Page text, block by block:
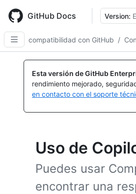
main
content
GitHub Docs Version:
compatibilidad con GitHub /
Esta versión de GitHub
rendimiento mejorado,
en contacto con el soporte
Uso de
Puedes usar
encontrar una